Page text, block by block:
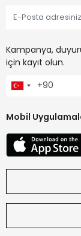
Kampanya,
için kayıt olun.
Mobil